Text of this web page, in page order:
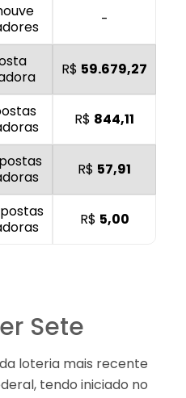
-
R$ 59.679,27
R$ 844,11
R$ 57,91
R$ 5,00
Sete
loteria mais recente
tendo iniciado no